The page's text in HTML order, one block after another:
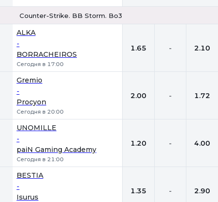
Counter-Strike. BB Storm. Bo3
ALKA
-
BORRACHEIROS
Сегодня в 17:00
1.65 - 2.10
Gremio
-
Procyon
Сегодня в 20:00
2.00 - 1.72
UNOMILLE
-
paiN Gaming Academy
Сегодня в 21:00
1.20 - 4.00
BESTIA
-
Isurus
1.35 - 2.90